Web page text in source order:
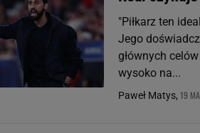
"Piłkarz ten
Jego
głównych
wysoko na...
Paweł Matys, 19